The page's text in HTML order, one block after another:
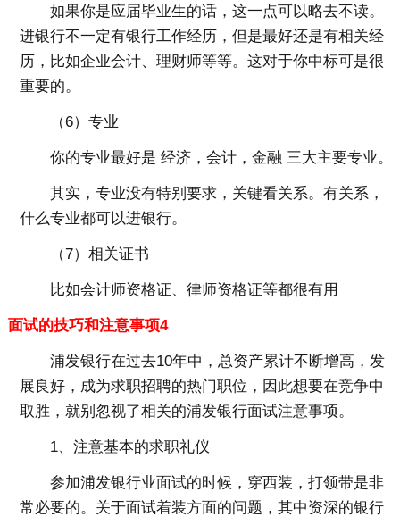
如果你是应届毕业生的话，这一点可以略去不读。
进银行不一定有银行工作经历，但是最好还是有相关经
历，比如企业会计、理财师等等。这对于你中标可是很
重要的。
（6）专业
你的专业最好是 经济，会计，金融 三大主要专业。
其实，专业没有特别要求，关键看关系。有关系，
什么专业都可以进银行。
（7）相关证书
比如会计师资格证、律师资格证等都很有用
面试的技巧和注意事项4
浦发银行在过去10年中，总资产累计不断增高，发
展良好，成为求职招聘的热门职位，因此想要在竞争中
取胜，就别忽视了相关的浦发银行面试注意事项。
1、注意基本的求职礼仪
参加浦发银行业面试的时候，穿西装，打领带是非
常必要的。关于面试着装方面的问题，其中资深的银行